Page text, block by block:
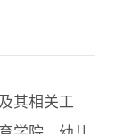
其相关工